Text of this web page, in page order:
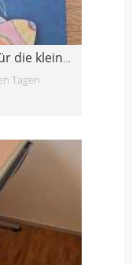
Buch Experimentier spass für die kleinsten
Tagen